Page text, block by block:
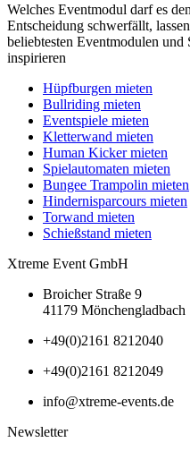
Welches Eventmodul darf es
Entscheidung schwerfällt,
beliebtesten Eventmodulen und
inspirieren
Hüpfburgen mieten
Bullriding mieten
Eventspiele mieten
Kletterwand mieten
Human Kicker mieten
Spielautomaten mieten
Bungee Trampolin mieten
Hindernisparcours mieten
Torwand mieten
Schießstand mieten
Xtreme Event GmbH
Broicher Straße 9
41179 Mönchengladbach
+49(0)2161 8212040
+49(0)2161 8212049
info@xtreme-events.de
Newsletter